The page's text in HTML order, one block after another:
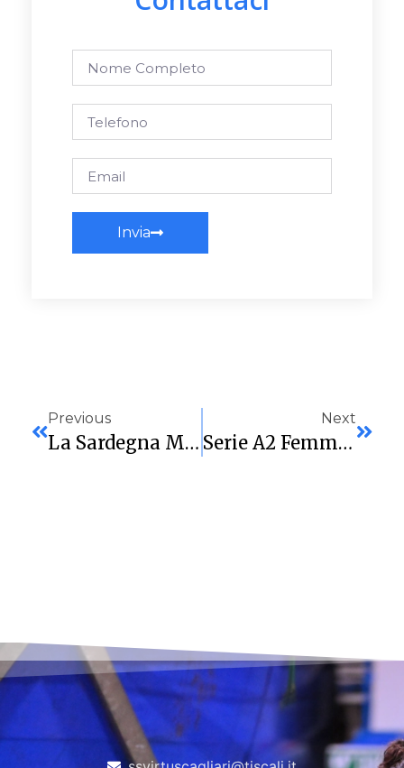
Invia
Previous
La Sardegna Marmi Virtus Cagliari Sfida Le “Foxes” Di Giussano: Trasferta Chiave Per Salvezza E Play-Off
Next
Serie A2 Femminile: Sardegna Marmi Cagliari Tra Salvezza E Playoff. Sabato L’esame Costa Masnaga